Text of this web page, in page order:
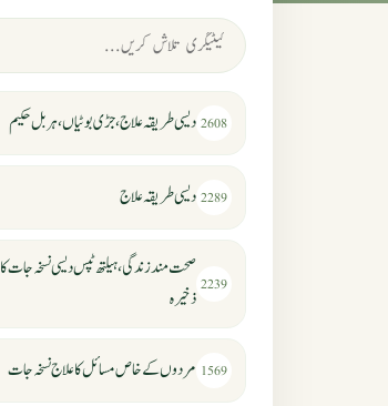
2608 دیسی طریقہ علاج، جڑی بوٹیاں، ہربل حکیم
2289 دیسی طریقہ علاج
2239
صحت مند زندگی، ہیلتھ ٹپس دیسی نسخہ جات کا
ذخیرہ
1569 مردوں کے خاص مسائل کا علاج نسخہ جات